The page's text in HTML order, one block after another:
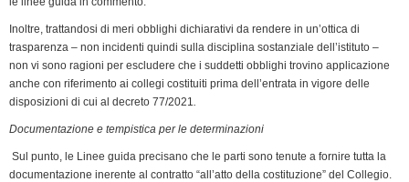
Inoltre, trattandosi di meri obblighi dichiarativi da rendere in un’ottica di
trasparenza – non incidenti quindi sulla disciplina sostanziale dell’istituto –
non vi sono ragioni per escludere che i suddetti obblighi trovino applicazione
anche con riferimento ai collegi costituiti prima dell’entrata in vigore delle
disposizioni di cui al decreto 77/2021.
Documentazione e tempistica per le determinazioni
Sul punto, le Linee guida precisano che le parti sono tenute a fornire tutta la
documentazione inerente al contratto “all’atto della costituzione” del Collegio.